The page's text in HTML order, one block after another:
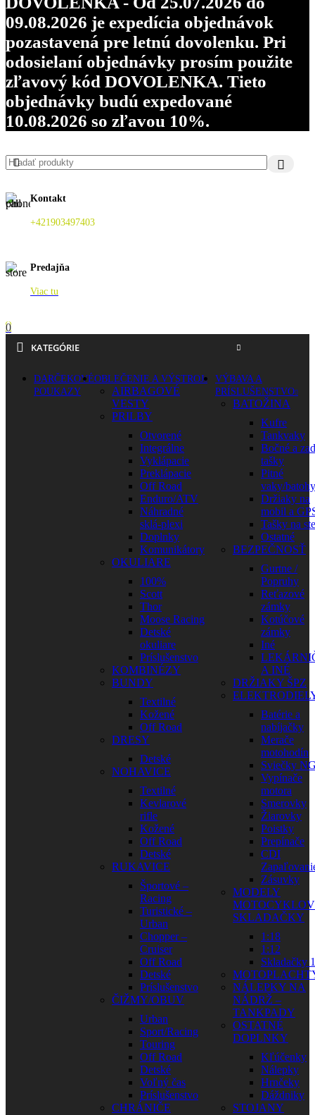
09.08.2026 je expedícia objednávok
pozastavená pre letnú dovolenku. Pri
odosielaní objednávky prosím použite
zľavový kód DOVOLENKA. Tieto
objednávky budú expedované
10.08.2026 so zľavou 10%.
Kontakt
+421903497403
Predajňa
Viac tu
0
KATEGÓRIE
DARČEKOVÉ
POUKAZY
OBLEČENIE A VÝSTROJ
AIRBAGOVÉ
VESTY
PRILBY
Otvorené
Integrálne
Vyklápacie
Preklápacie
Off Road
Enduro/ATV
Náhradné
sklá-plexi
Doplnky
Komunikátory
OKULIARE
100%
Scott
Thor
Moose Racing
Detské
okuliare
Príslušenstvo
KOMBINÉZY
BUNDY
Textilné
Kožené
Off Road
DRESY
Detské
NOHAVICE
Textilné
Kevlarové
rifle
Kožené
Off Road
Detské
RUKAVICE
Športové –
Racing
Turistické –
Urban
Chopper –
Cruiser
Off Road
Detské
Príslušenstvo
ČIŽMY/OBUV
Urban
Sport/Racing
Touring
Off Road
Detské
Voľný čas
Príslušenstvo
CHRÁNIČE
VÝBAVA A
PRÍSLUŠENSTVO
BATOŽINA
Kufre
Tankvaky
Bočné a
tašky
Pitné
vaky/batohy
Držiaky na
mobil a
Tašky na
Ostatné
BEZPEČNOSŤ
Gurtne /
Popruhy
Reťazové
zámky
Kotúčové
zámky
Iné
A INÉ
DRŽIAKY ŠPZ
Batérie a
nabíjačky
Merače
motohodín
Sviečky
Vypínače
motora
Smerovky
Žiarovky
Poistky
Prepínače
CDI
Zásuvky
MODELY
SKLADAČKY
1:18
1:12
Skladačky
NÁLEPKY NA
NÁDRŽ –
TANKPADY
OSTATNÉ
DOPLNKY
Kľúčenky
Nálepky
Hrnčeky
Dáždniky
STOJANY